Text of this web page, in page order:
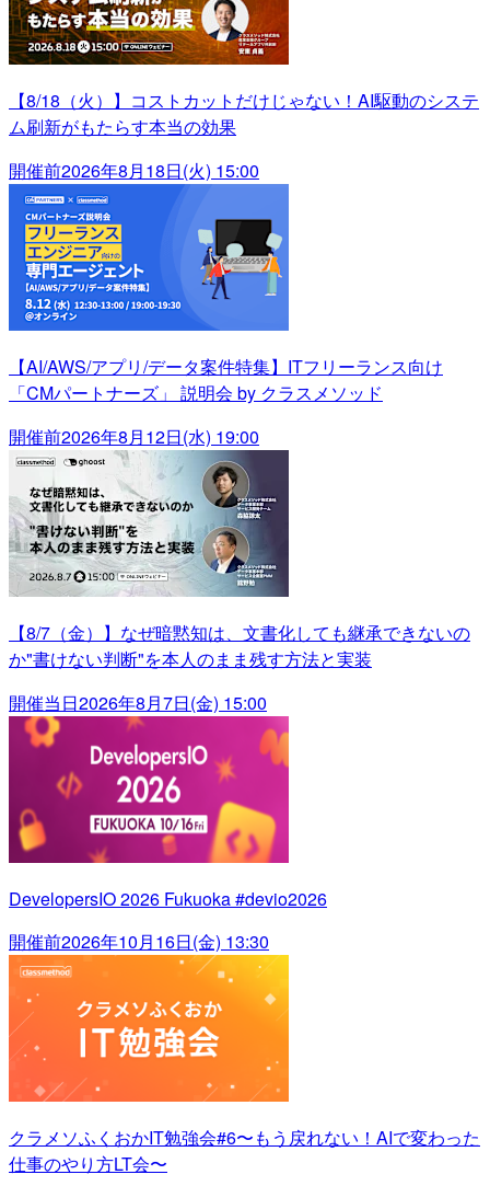
【8/18（火）】コストカットだけじゃない！AI駆動のシステ
ム刷新がもたらす本当の効果
開催前2026年8月18日(火) 15:00
【AI/AWS/アプリ/データ案件特集】ITフリーランス向け
「CMパートナーズ」 説明会 by クラスメソッド
開催前2026年8月12日(水) 19:00
【8/7（金）】なぜ暗黙知は、文書化しても継承できないの
か"書けない判断"を本人のまま残す方法と実装
開催当日2026年8月7日(金) 15:00
DevelopersIO 2026 Fukuoka #devio2026
開催前2026年10月16日(金) 13:30
クラメソふくおかIT勉強会#6〜もう戻れない！AIで変わった
仕事のやり方LT会〜